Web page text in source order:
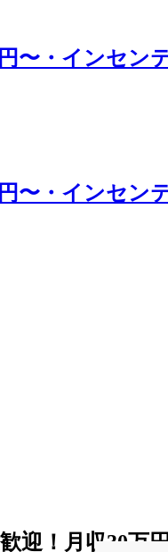
〜・インセン
〜・インセン
迎！月収30万